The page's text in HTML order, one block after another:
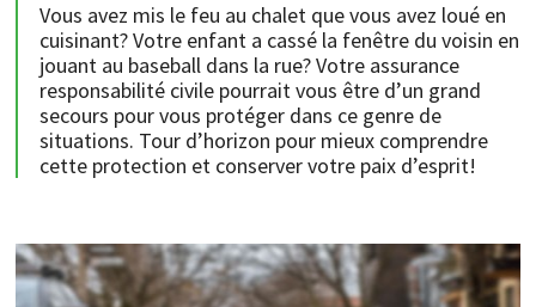
Vous avez mis le feu au chalet que vous avez loué en
cuisinant? Votre enfant a cassé la fenêtre du voisin en
jouant au baseball dans la rue? Votre assurance
responsabilité civile pourrait vous être d’un grand
secours pour vous protéger dans ce genre de
situations. Tour d’horizon pour mieux comprendre
cette protection et conserver votre paix d’esprit!